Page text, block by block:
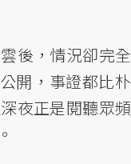
後，情況卻完全
開，事證都比朴
夜正是閱聽眾頻